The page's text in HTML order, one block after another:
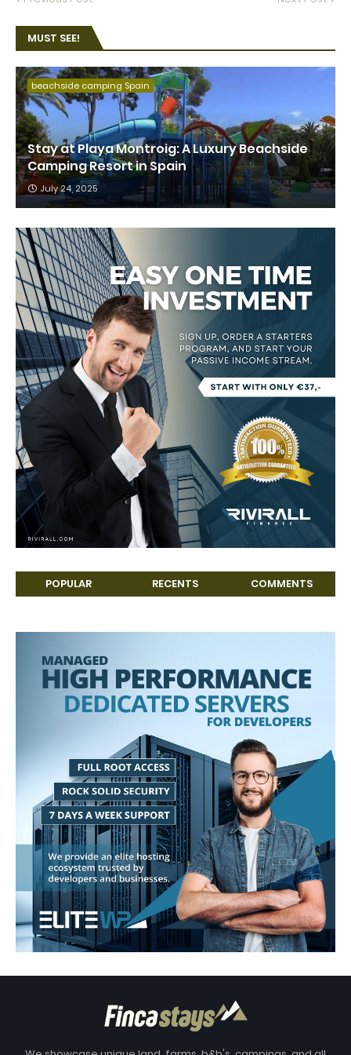
MUST SEE!
beachside camping Spain
Stay at Playa Montroig: A Luxury Beachside
Camping Resort in Spain
July 24, 2025
POPULAR RECENTS COMMENTS